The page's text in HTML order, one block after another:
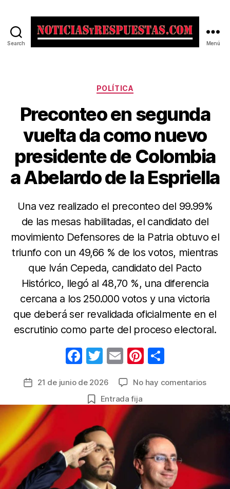
Search Menú
Categorías
POLÍTICA
Preconteo en segunda
vuelta da como nuevo
presidente de Colombia
a Abelardo de la Espriella
Una vez realizado el preconteo del 99.99%
de las mesas habilitadas, el candidato del
movimiento Defensores de la Patria obtuvo el
triunfo con un 49,66 % de los votos, mientras
que Iván Cepeda, candidato del Pacto
Histórico, llegó al 48,70 %, una diferencia
cercana a los 250.000 votos y una victoria
que deberá ser revalidada oficialmente en el
escrutinio como parte del proceso electoral.
F
c
e
b
o
o
k
T
itt
er
E
ail
Pi
er
e
m
p
tir
Fecha
la
entrada
21 de junio de 2026 No hay comentariosen
en
de
Entrada fija